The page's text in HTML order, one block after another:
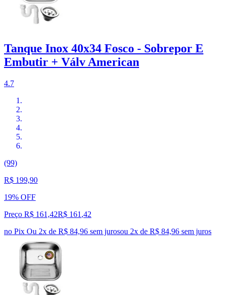
Tanque Inox 40x34 Fosco - Sobrepor E
Embutir + Válv American
4.7
(99)
R$ 199,90
19% OFF
Preço R$ 161,42R$ 161 ,42
no Pix Ou 2x de R$ 84,96 sem jurosou 2x de R$ 84,96 sem juros